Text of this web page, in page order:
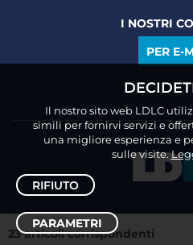
Ordina /Filtro
23 articoli corrispondenti
I NOSTRI
PER E-
Il nostro sito web LDLC
simili per fornirvi servizi e
una migliore esperienza e
sulle visite.
RIFIUTO
PARAMETRI